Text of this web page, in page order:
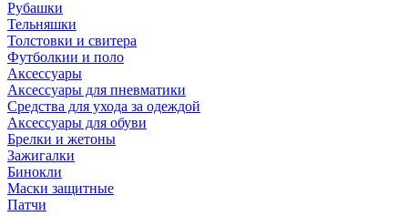
Рубашки
Тельняшки
Толстовки и свитера
Футболкии и поло
Аксессуары
Аксессуары для пневматики
Средства для ухода за одеждой
Аксессуары для обуви
Брелки и жетоны
Зажигалки
Бинокли
Маски защитные
Патчи